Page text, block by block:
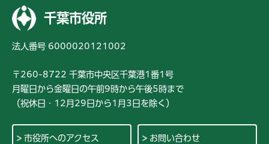
千葉市役所
法人番号 6000020121002
〒260-8722 千葉市中央区千葉港1番1号
月曜日から金曜日の午前9時から午後5時まで
（祝休日・12月29日から1月3日を除く）
市役所へのアクセス お問い合わせ